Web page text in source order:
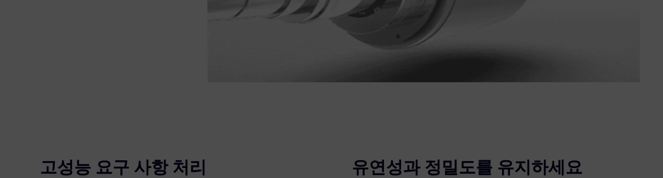
고성능 요구 사항 처리 유연성과 정밀도를 유지하세요